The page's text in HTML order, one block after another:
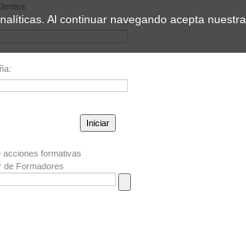
acciones formativas
de Formadores
Al continuar navegando acepta nuestra